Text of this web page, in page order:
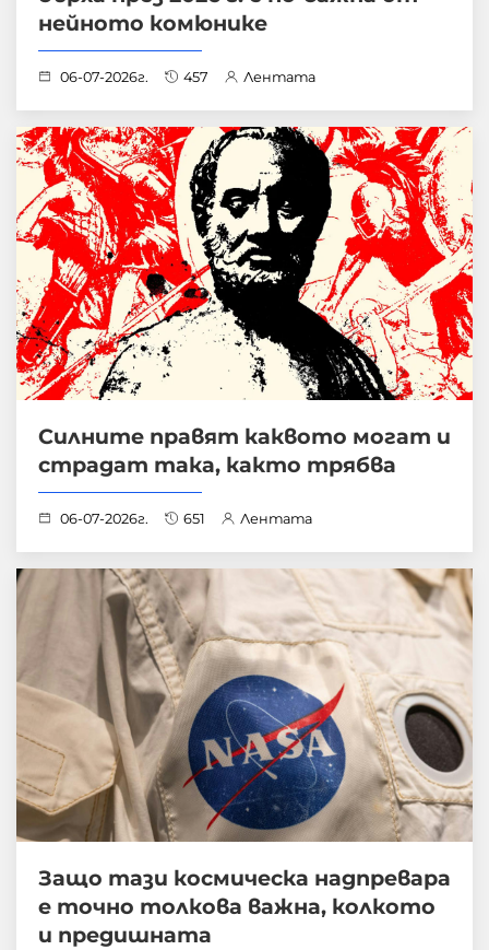
нейното комюнике
06-07-2026г. 457 Лентата
Силните правят каквото могат и
страдат така, както трябва
06-07-2026г. 651 Лентата
Защо тази космическа надпревара
е точно толкова важна, колкото
и предишната